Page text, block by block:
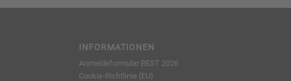
INFORMATIONEN
Anmeldeformular BEST 2026
Cookie-Richtlinie (EU)